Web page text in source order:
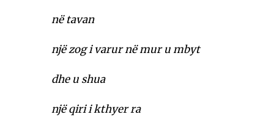
në tavan
një zog i varur në mur u mbyt
dhe u shua
një qiri i kthyer ra